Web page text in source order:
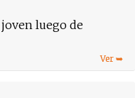
luego de